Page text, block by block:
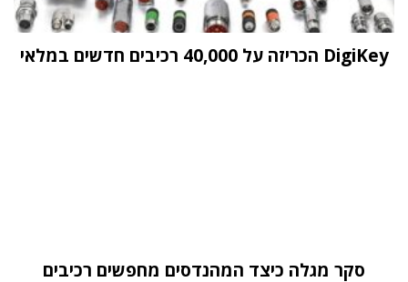
DigiKey הכריזה על 40,000 רכיבים חדשים במלאי
סקר מגלה כיצד המהנדסים מחפשים רכיבים